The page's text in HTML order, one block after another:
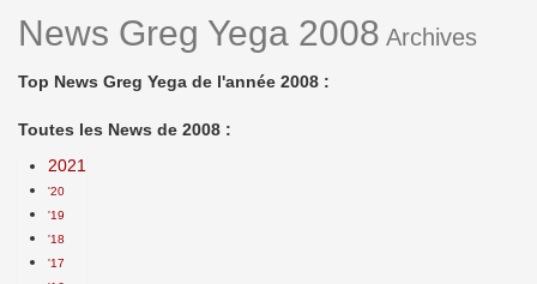
News Greg Yega 2008 Archives
Top News Greg Yega de l'année 2008 :
Toutes les News de 2008 :
2021
'20
'19
'18
'17